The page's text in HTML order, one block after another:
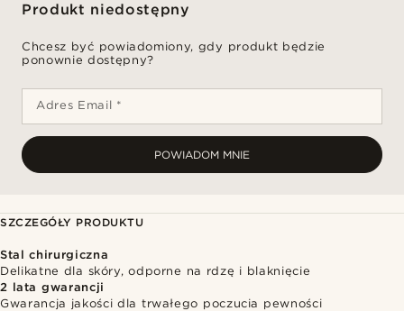
Produkt niedostępny
Chcesz być powiadomiony, gdy produkt będzie
ponownie dostępny?
Adres Email *
POWIADOM MNIE
SZCZEGÓŁY PRODUKTU
Stal chirurgiczna
Delikatne dla skóry, odporne na rdzę i blaknięcie
2 lata gwarancji
Gwarancja jakości dla trwałego poczucia pewności